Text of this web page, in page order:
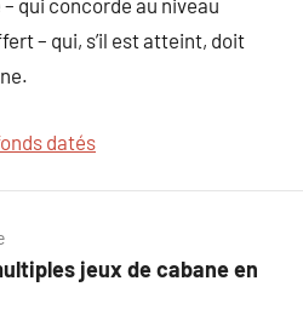
qui concorde au niveau
– qui, s’il est atteint, doit
datés
jeux de cabane en